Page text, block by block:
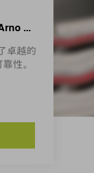
EKPO 工业工程焊接负责人 Arno Bayer
卓越的
性。